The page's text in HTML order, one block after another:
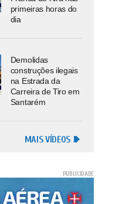
primeiras horas do
dia
Demolidas
construções ilegais
na Estrada da
Carreira de Tiro em
Santarém
MAIS VÍDEOS